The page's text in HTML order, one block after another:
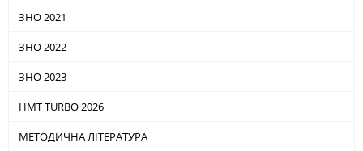
ЗНО 2021
ЗНО 2022
ЗНО 2023
НМТ TURBO 2026
МЕТОДИЧНА ЛІТЕРАТУРА